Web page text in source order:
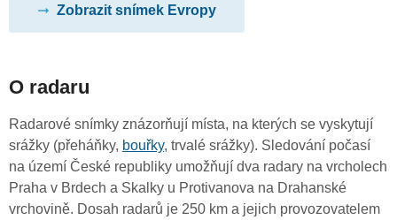
Zobrazit snímek Evropy
O radaru
Radarové snímky znázorňují místa, na kterých se vyskytují
srážky (přeháňky, bouřky, trvalé srážky). Sledování počasí
na území České republiky umožňují dva radary na vrcholech
Praha v Brdech a Skalky u Protivanova na Drahanské
vrchovině. Dosah radarů je 250 km a jejich provozovatelem